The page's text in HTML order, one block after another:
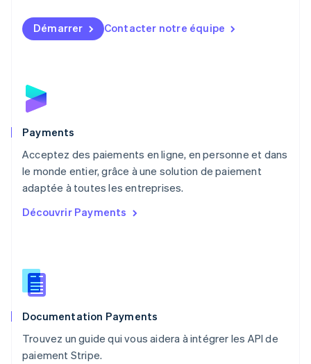
Démarrer Contacter notre équipe
Payments
Acceptez des paiements en ligne, en personne et dans
le monde entier, grâce à une solution de paiement
adaptée à toutes les entreprises.
Découvrir Payments
Documentation Payments
Trouvez un guide qui vous aidera à intégrer les API de
paiement Stripe.
English简体中文
Malte
Norvège
English
English
NederlandsEnglish
Pologne
English
PortuguêsEnglish
English
Roumanie
Royaume-Uni
Singapour
English 简体中文